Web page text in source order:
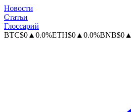
Новости
Статьи
Глоссарий
BTC$0 ▲ 0.0%ETH$0 ▲ 0.0%BNB$0 ▲